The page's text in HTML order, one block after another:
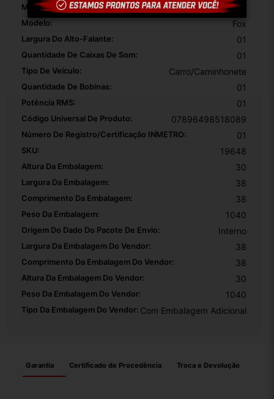
Marca: Volkswagen
Modelo: Fox
Largura Do Alto-Falante: 01
Quantidade De Caixas De Som: 01
Tipo De Veículo: Carro/Caminhonete
Quantidade De Bobinas: 01
Potência RMS: 01
Código Universal De Produto: 07896498518089
Número De Registro/certificação INMETRO: 01
SKU: 19648
Altura Da Embalagem: 30
Largura Da Embalagem: 38
Comprimento Da Embalagem: 38
Peso Da Embalagem: 1040
Origem Do Dado Do Pacote De Envio: Interno
Largura Da Embalagem Do Vendor: 38
Comprimento Da Embalagem Do Vendor: 38
Altura Da Embalagem Do Vendor: 30
Peso Da Embalagem Do Vendor: 1040
Tipo Da Embalagem Do Vendor: Com Embalagem Adicional
Garantia Certificado de Procedência Troca e Devolução